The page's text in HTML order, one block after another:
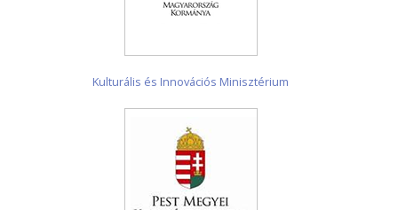
Kulturális és Innovációs Minisztérium